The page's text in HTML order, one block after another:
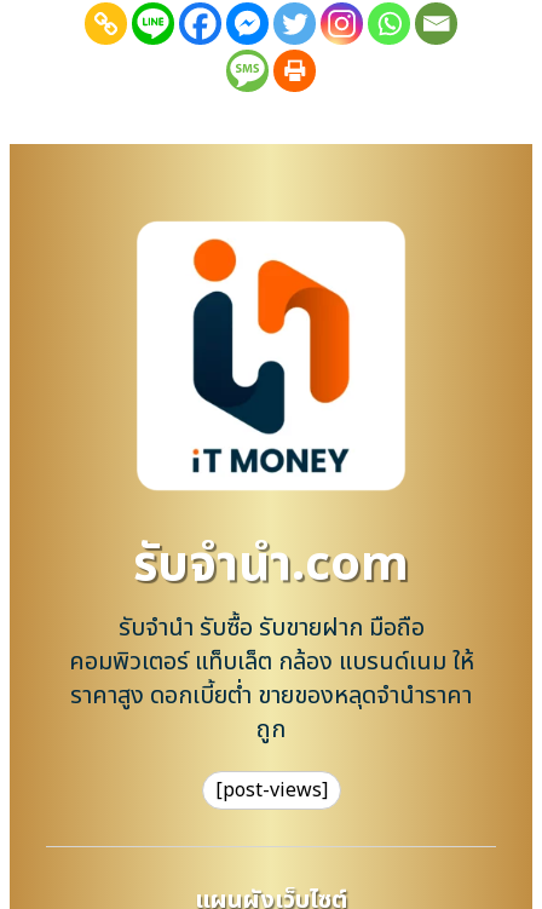
รับจํานํา.com
รับจำนำ รับซื้อ รับขายฝาก มือถือ
คอมพิวเตอร์ แท็บเล็ต กล้อง แบรนด์เนม ให้
ราคาสูง ดอกเบี้ยต่ำ ขายของหลุดจำนำราคา
ถูก
[post-views]
แผนผังเว็บไซต์